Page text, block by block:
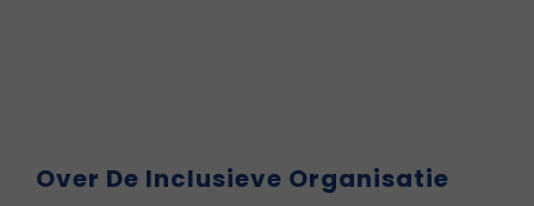
Over De Inclusieve Organisatie